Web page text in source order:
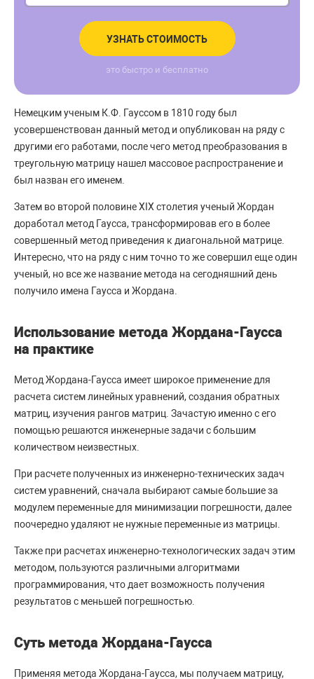
УЗНАТЬ СТОИМОСТЬ
это быстро и бесплатно
Немецким ученым К.Ф. Гауссом в 1810 году был
усовершенствован данный метод и опубликован на ряду с
другими его работами, после чего метод преобразования в
треугольную матрицу нашел массовое распространение и
был назван его именем.
Затем во второй половине ХІХ столетия ученый Жордан
доработал метод Гаусса, трансформировав его в более
совершенный метод приведения к диагональной матрице.
Интересно, что на ряду с ним точно то же совершил еще один
ученый, но все же название метода на сегодняшний день
получило имена Гаусса и Жордана.
Использование метода Жордана-Гаусса
на практике
Метод Жордана-Гаусса имеет широкое применение для
расчета систем линейных уравнений, создания обратных
матриц, изучения рангов матриц. Зачастую именно с его
помощью решаются инженерные задачи с большим
количеством неизвестных.
При расчете полученных из инженерно-технических задач
систем уравнений, сначала выбирают самые большие за
модулем переменные для минимизации погрешности, далее
поочередно удаляют не нужные переменные из матрицы.
Также при расчетах инженерно-технологических задач этим
методом, пользуются различными алгоритмами
программирования, что дает возможность получения
результатов с меньшей погрешностью.
Суть метода Жордана-Гаусса
Применяя метода Жордана-Гаусса, мы получаем матрицу,